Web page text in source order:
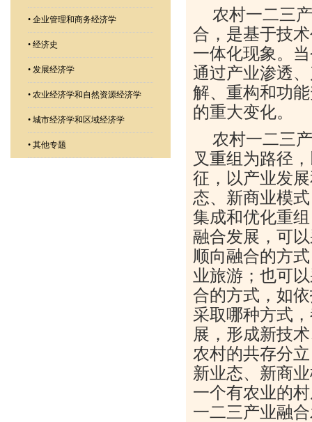
• 企业管理和商务经济学
• 经济史
• 发展经济学
• 农业经济学和自然资源经济学
• 城市经济学和区域经济学
• 其他专题
农村一二三
合，是基于技
一体化现象。
通过产业渗透
解、重构和功
的重大变化。
农村一二三
叉重组为路径
征，以产业发
态、新商业模
集成和优化重
融合发展，可
顺向融合的方
业旅游；也可
合的方式，如
采取哪种方式
展，形成新技
农村的共存分
新业态、新商
一个有农业的
一二三产业融